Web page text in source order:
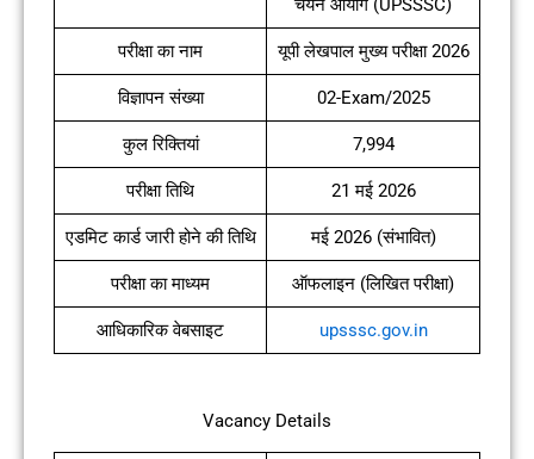
चयन आयोग (UPSSSC)
परीक्षा का नाम यूपी लेखपाल मुख्य परीक्षा 2026
विज्ञापन संख्या 02-Exam/2025
कुल रिक्तियां 7,994
परीक्षा तिथि 21 मई 2026
एडमिट कार्ड जारी होने की तिथि मई 2026 (संभावित)
परीक्षा का माध्यम ऑफलाइन (लिखित परीक्षा)
आधिकारिक वेबसाइट upsssc.gov.in
Vacancy Details